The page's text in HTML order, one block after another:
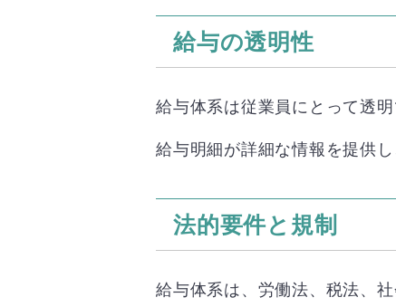
給与の透明性
給与体系は従業員にとって透
給与明細が詳細な情報を提供
法的要件と規制
給与体系は、労働法、税法、